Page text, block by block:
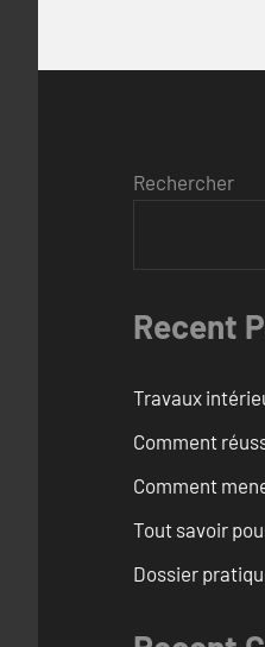
Rechercher
Recent
Travaux
Comment
Comment
Tout savoir
Dossier